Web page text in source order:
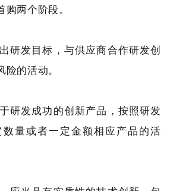
两个阶段。
研发目标，与供应商合作研发创
的活动。
研发成功的创新产品，按照研发
量或者一定金额相应产品的活